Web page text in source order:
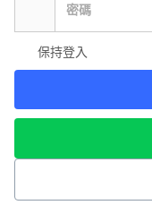
保持登入